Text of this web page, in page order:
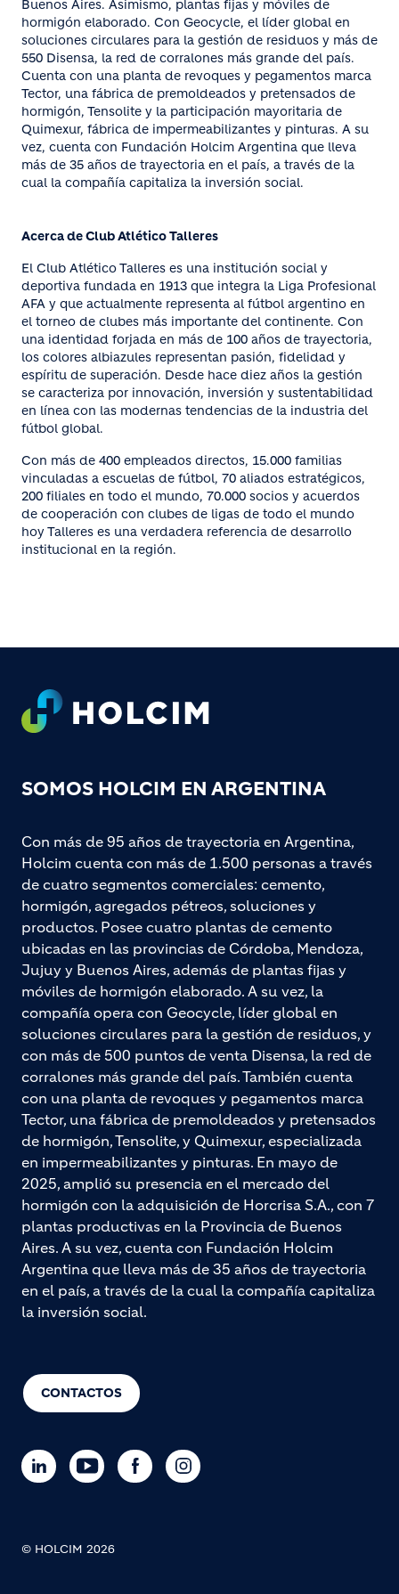
Buenos Aires. Asimismo, plantas fijas y móviles de
hormigón elaborado. Con Geocycle, el líder global en
soluciones circulares para la gestión de residuos y más de
550 Disensa, la red de corralones más grande del país.
Cuenta con una planta de revoques y pegamentos marca
Tector, una fábrica de premoldeados y pretensados de
hormigón, Tensolite y la participación mayoritaria de
Quimexur, fábrica de impermeabilizantes y pinturas. A su
vez, cuenta con Fundación Holcim Argentina que lleva
más de 35 años de trayectoria en el país, a través de la
cual la compañía capitaliza la inversión social.
Acerca de Club Atlético Talleres
El Club Atlético Talleres es una institución social y
deportiva fundada en 1913 que integra la Liga Profesional
AFA y que actualmente representa al fútbol argentino en
el torneo de clubes más importante del continente. Con
una identidad forjada en más de 100 años de trayectoria,
los colores albiazules representan pasión, fidelidad y
espíritu de superación. Desde hace diez años la gestión
se caracteriza por innovación, inversión y sustentabilidad
en línea con las modernas tendencias de la industria del
fútbol global.
Con más de 400 empleados directos, 15.000 familias
vinculadas a escuelas de fútbol, 70 aliados estratégicos,
200 filiales en todo el mundo, 70.000 socios y acuerdos
de cooperación con clubes de ligas de todo el mundo
hoy Talleres es una verdadera referencia de desarrollo
institucional en la región.
Footer
SOMOS HOLCIM EN ARGENTINA
CONTACTOS
Con más de 95 años de trayectoria en Argentina,
Holcim cuenta con más de 1.500 personas a través
de cuatro segmentos comerciales: cemento,
hormigón, agregados pétreos, soluciones y
productos. Posee cuatro plantas de cemento
ubicadas en las provincias de Córdoba, Mendoza,
Jujuy y Buenos Aires, además de plantas fijas y
móviles de hormigón elaborado. A su vez, la
compañía opera con Geocycle, líder global en
soluciones circulares para la gestión de residuos, y
con más de 500 puntos de venta Disensa, la red de
corralones más grande del país. También cuenta
con una planta de revoques y pegamentos marca
Tector, una fábrica de premoldeados y pretensados
de hormigón, Tensolite, y Quimexur, especializada
en impermeabilizantes y pinturas. En mayo de
2025, amplió su presencia en el mercado del
hormigón con la adquisición de Horcrisa S.A., con 7
plantas productivas en la Provincia de Buenos
Aires. A su vez, cuenta con Fundación Holcim
Argentina que lleva más de 35 años de trayectoria
en el país, a través de la cual la compañía capitaliza
la inversión social.
© HOLCIM 2026